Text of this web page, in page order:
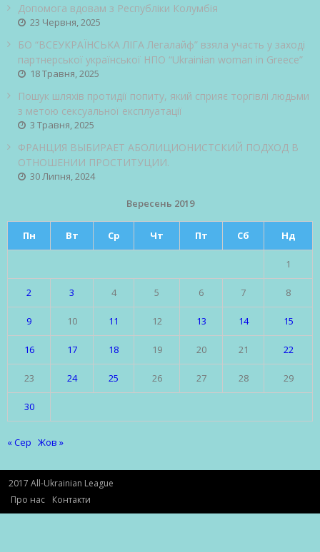
Допомога вдовам з Республіки Колумбія
23 Червня, 2025
БО “ВСЕУКРАЇНСЬКА ЛІГА Легалайф” взяла участь у заході
партнерської української НПО “Ukrainian woman in Greece”
18 Травня, 2025
Пошук шляхів протидії попиту, який сприяє торгівлі людьми
з метою сексуальної експлуатації
3 Травня, 2025
ФРАНЦИЯ ВЫБИРАЕТ АБОЛИЦИОНИСТСКИЙ ПОДХОД В
ОТНОШЕНИИ ПРОСТИТУЦИИ.
30 Липня, 2024
Вересень 2019
Пн Вт Ср Чт Пт Сб Нд
1
2 3 4 5 6 7 8
9 10 11 12 13 14 15
16 17 18 19 20 21 22
23 24 25 26 27 28 29
30
« Сер Жов »
2017 All-Ukrainian League
Про нас
Контакти